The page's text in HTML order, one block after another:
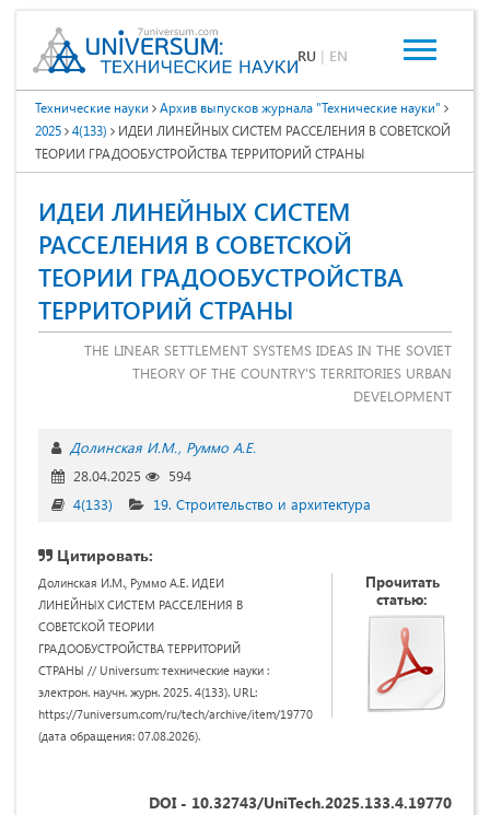
RU | EN
Технические науки
Архив выпусков журнала "Технические науки"
2025
4(133)
ИДЕИ ЛИНЕЙНЫХ СИСТЕМ РАССЕЛЕНИЯ В СОВЕТСКОЙ
ТЕОРИИ ГРАДООБУСТРОЙСТВА ТЕРРИТОРИЙ СТРАНЫ
ИДЕИ ЛИНЕЙНЫХ СИСТЕМ
РАССЕЛЕНИЯ В СОВЕТСКОЙ
ТЕОРИИ ГРАДООБУСТРОЙСТВА
ТЕРРИТОРИЙ СТРАНЫ
THE LINEAR SETTLEMENT SYSTEMS IDEAS IN THE SOVIET
THEORY OF THE COUNTRY'S TERRITORIES URBAN
DEVELOPMENT
Долинская И.М. Руммо А.Е.
28.04.2025
594
4(133)
19. Строительство и архитектура
Цитировать:
Долинская И.М., Руммо А.Е. ИДЕИ
ЛИНЕЙНЫХ СИСТЕМ РАССЕЛЕНИЯ В
СОВЕТСКОЙ ТЕОРИИ
ГРАДООБУСТРОЙСТВА ТЕРРИТОРИЙ
СТРАНЫ // Universum: технические науки :
электрон. научн. журн. 2025. 4(133). URL:
https://7universum.com/ru/tech/archive/item/19770
(дата обращения: 07.08.2026).
Прочитать
статью:
DOI - 10.32743/UniTech.2025.133.4.19770